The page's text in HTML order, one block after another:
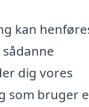
kan
dig vores
som bruger